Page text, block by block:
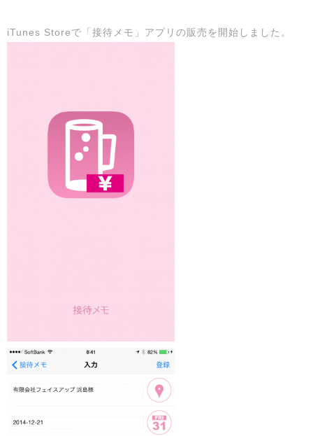
iTunes Storeで「接待メモ」アプリの販売を開始しました。